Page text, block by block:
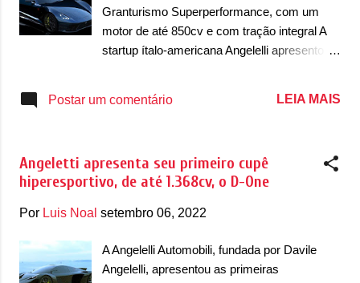
Granturismo Superperformance, com um
motor de até 850cv e com tração integral A
startup ítalo-americana Angelelli apresentou
Superperformance, que futuramente pode
confirmou que é uma empresa de sede
dupla, sendo uma sede em Roma, na Itália, e
Voltando ao D2, o cupê possui um desenho
que se destaca tipicamente de
superesportivo. Ele traz um capô alongado e
Postar um comentário LEIA MAIS
Angeletti apresenta seu primeiro cupê
hiperesportivo, de até 1.368cv, o D-One
Por Luis Noal setembro 06, 2022
A Angelelli Automobili, fundada por Davile
Angelelli, apresentou as primeiras